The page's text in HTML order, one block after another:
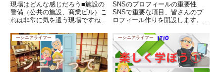
現場はどんな感じだろう■施設の
警備（公共の施設、商業ビル）こ
れは非常に気を遣う現場ですね、
ードマンといえどもお客様として
接することが必要とされます。で
すので気を使います。そして常駐
しているガードマンがいますの
で...
SNSのプロフィールの重要性
SNSで重要な項目、皆さんのプ
ロフィール作りを開設します。プ
るかを決める方も多くいます。ど
んなことを投稿するのか「飲食中
心」「街の情景」などを織り込ん
で作成しましょう。こちらの図は
私...
ーシニアライフー ーシニアライフー